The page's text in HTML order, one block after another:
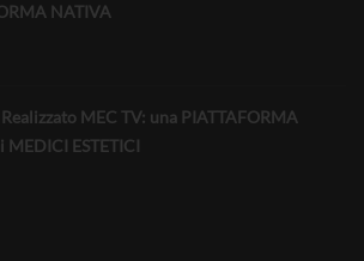
NATIVA
MEC TV: una PIATTAFORMA
MEDICI ESTETICI